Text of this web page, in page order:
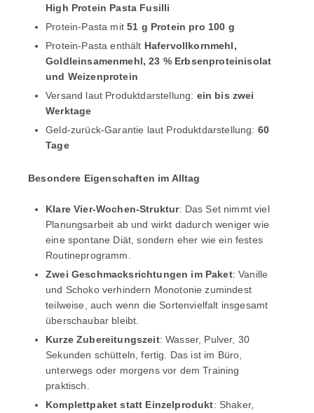
High Protein Pasta Fusilli
Protein-Pasta mit51 g Protein pro 100 g
Protein-Pasta enthält Hafervollkornmehl,
Goldleinsamenmehl, 23 % Erbsenproteinisolat
und Weizenprotein
Versand laut Produktdarstellung: ein bis zwei
Werktage
Geld-zurück-Garantie laut Produktdarstellung: 60
Tage
Besondere Eigenschaften im Alltag
Klare Vier-Wochen-Struktur: Das Set nimmt viel
Planungsarbeit ab und wirkt dadurch weniger wie
eine spontane Diät, sondern eher wie ein festes
Routineprogramm.
Zwei Geschmacksrichtungen im Paket: Vanille
und Schoko verhindern Monotonie zumindest
teilweise, auch wenn die Sortenvielfalt insgesamt
überschaubar bleibt.
Kurze Zubereitungszeit: Wasser, Pulver, 30
Sekunden schütteln, fertig. Das ist im Büro,
unterwegs oder morgens vor dem Training
praktisch.
Komplettpaket statt Einzelprodukt: Shaker,